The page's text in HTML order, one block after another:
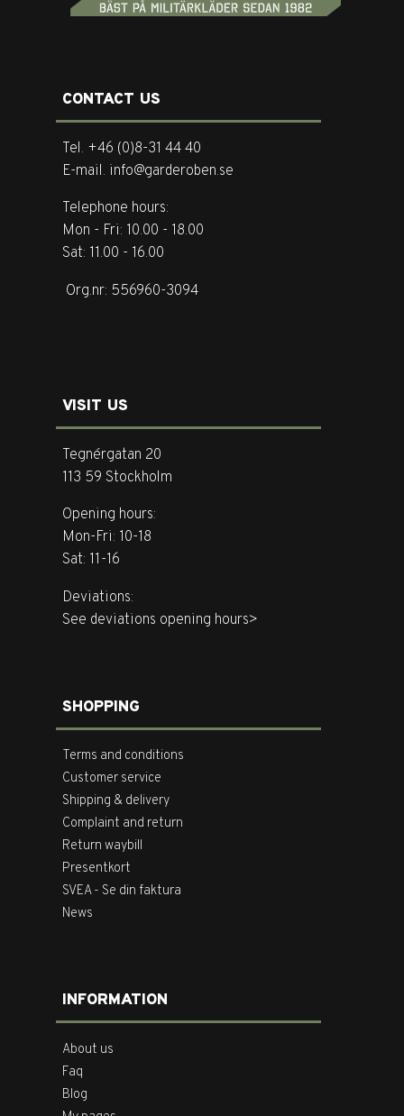
CONTACT US
Tel. +46 (0)8-31 44 40
E-mail. info@garderoben.se
Telephone hours:
Mon - Fri: 10.00 - 18.00
Sat: 11.00 - 16.00
Org.nr: 556960-3094
VISIT US
Tegnérgatan 20
113 59 Stockholm
Opening hours:
Mon-Fri: 10-18
Sat: 11-16
Deviations:
See deviations opening hours>
SHOPPING
Terms and conditions
Customer service
Shipping & delivery
Complaint and return
Return waybill
Presentkort
SVEA - Se din faktura
News
INFORMATION
About us
Faq
Blog